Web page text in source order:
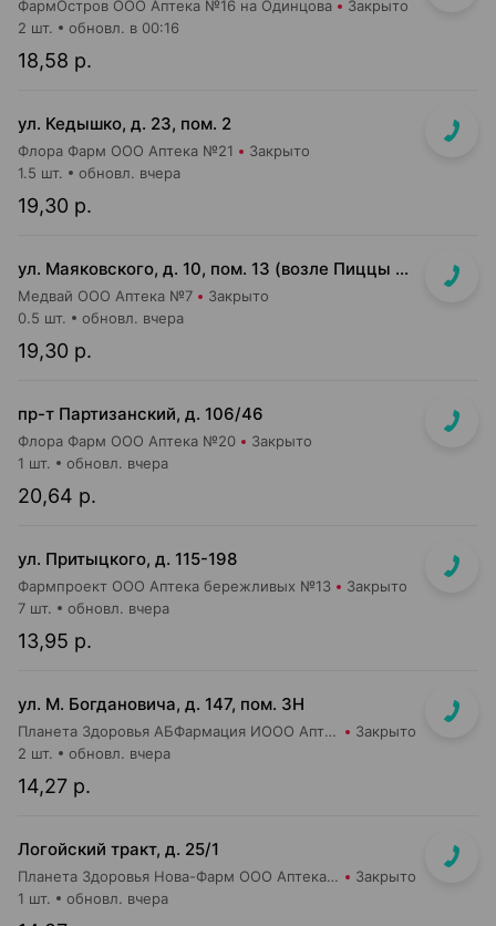
ФармОстров ООО Аптека №16 на Одинцова Закрыто
18,58 р.
2 шт. обновл. в 00:16
ул. Кедышко, д. 23, пом. 2
Флора Фарм ООО Аптека №21 Закрыто
19,30 р.
1.5 шт. обновл. вчера
ул. Маяковского, д. 10, пом. 13 (возле Пиццы Мании)
Медвай ООО Аптека №7 Закрыто
19,30 р.
0.5 шт. обновл. вчера
пр-т Партизанский, д. 106/46
Флора Фарм ООО Аптека №20 Закрыто
20,64 р.
1 шт. обновл. вчера
ул. Притыцкого, д. 115-198
Фармпроект ООО Аптека бережливых №13 Закрыто
13,95 р.
7 шт. обновл. вчера
ул. М. Богдановича, д. 147, пом. 3Н
Планета Здоровья АБФармация ИООО Аптека №8 Закрыто
14,27 р.
2 шт. обновл. вчера
Логойский тракт, д. 25/1
Планета Здоровья Нова-Фарм ООО Аптека №1 Закрыто
1 шт. обновл. вчера